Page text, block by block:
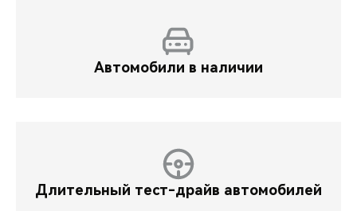
Автомобили в наличии
Длительный тест-драйв автомобилей